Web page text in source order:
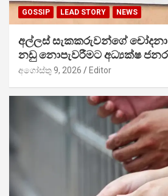
GOSSIP LEAD STORY NEWS
අල්ලස් සැකකරුවන්ගේ
නඩු නොපැවරීමට අධ්‍යක්ෂ
අගෝස්තු 9, 2026 Editor